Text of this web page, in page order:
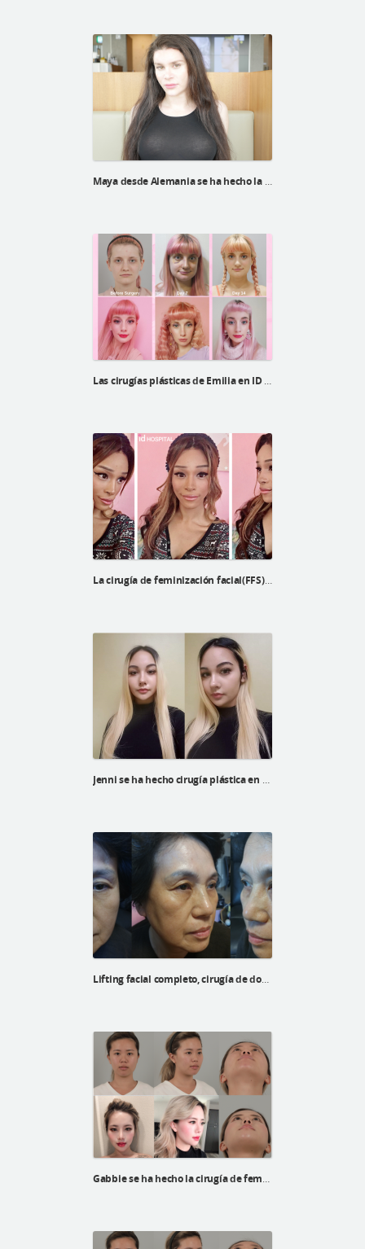
Maya desde Alemania se ha hecho la cirugía de feminización facial en ID Hospital
Las cirugías plásticas de Emilia en ID Hospital
La cirugía de feminización facial(FFS) de Echo en ID Hospital Korea
Jenni se ha hecho cirugía plástica en ID Hospital
Lifting facial completo, cirugía de doble párpado con elevación y blefaroplastia inferior para una mujer coreana
Gabbie se ha hecho la cirugía de feminización facial en ID Hospital